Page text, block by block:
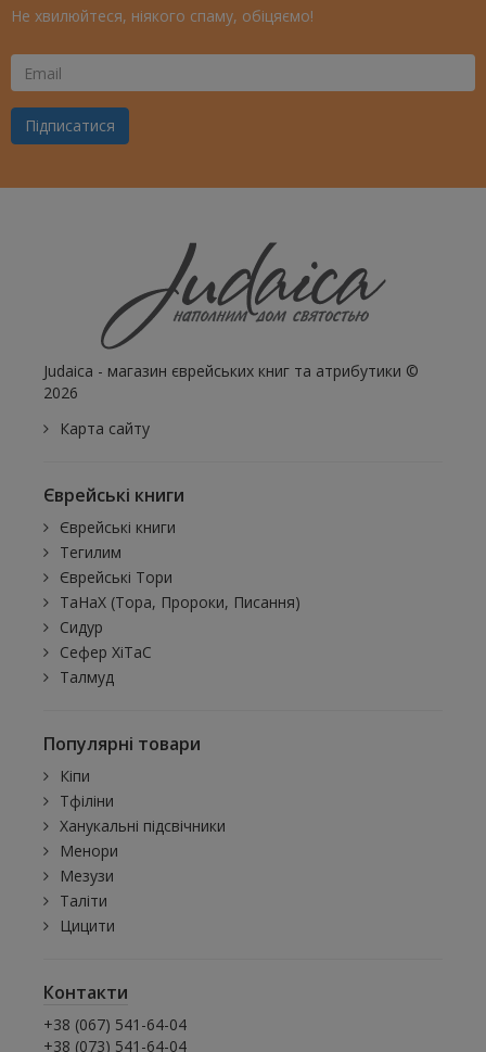
Не хвилюйтеся, ніякого спаму, обіцяємо!
Ваш
Email
Підписатися
Judaica - магазин єврейських книг та атрибутики ©
2026
Карта сайту
Єврейські книги
Єврейські книги
Тегилим
Єврейські Тори
ТаНаХ (Тора, Пророки, Писання)
Сидур
Сефер ХіТаС
Талмуд
Популярні товари
Кіпи
Тфіліни
Ханукальні підсвічники
Менори
Мезузи
Таліти
Цицити
Контакти
+38 (067) 541-64-04
+38 (073) 541-64-04